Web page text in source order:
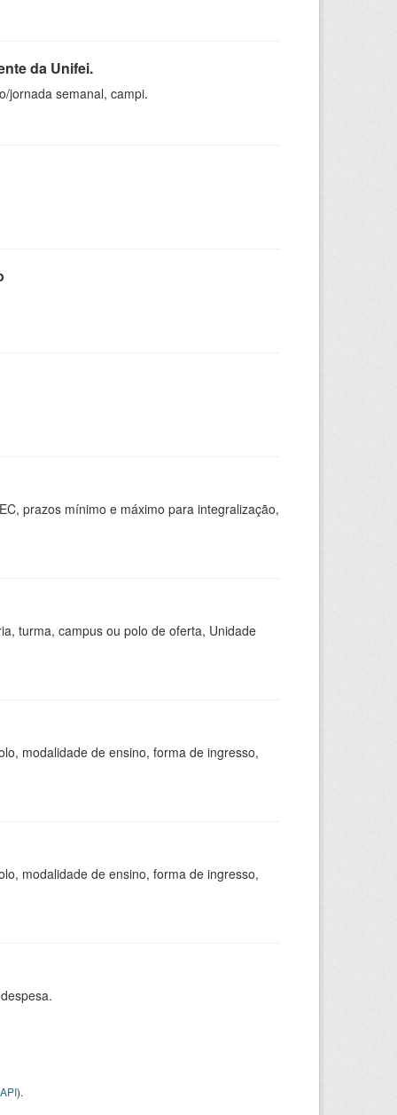
da Unifei.
jornada semanal, campi.
prazos mínimo e máximo para integralização,
turma, campus ou polo de oferta, Unidade
modalidade de ensino, forma de ingresso,
modalidade de ensino, forma de ingresso,
).